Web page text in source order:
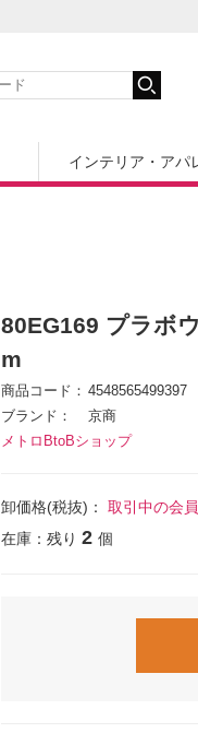
インテリア・アパ
80EG169 プラボ
m
商品コード
4548565499397
ブランド
京商
メトロBtoBショップ
卸価格(税抜)： 取引中の会
在庫：残り 2 個